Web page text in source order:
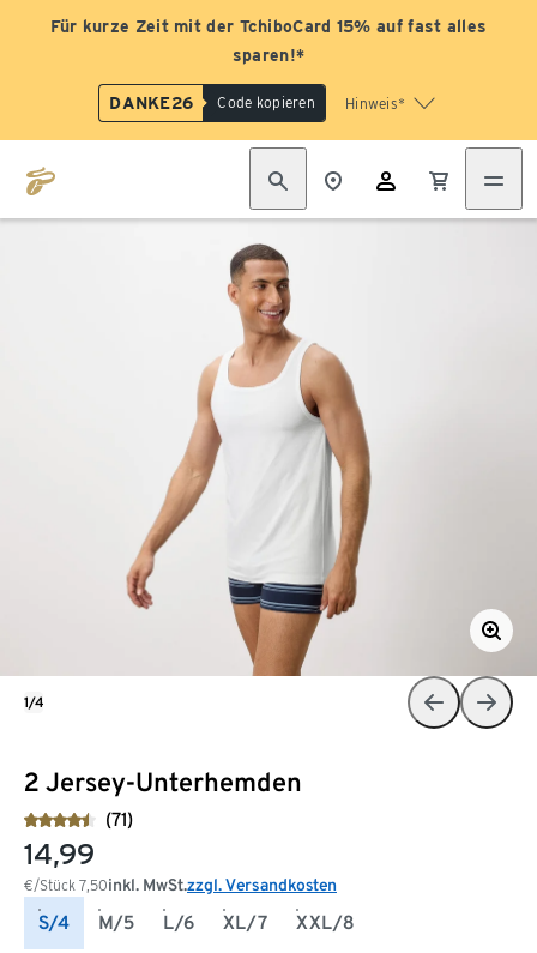
Für kurze Zeit mit der TchiboCard 15% auf fast alles
sparen!*
DANKE26 Code kopieren Hinweis*
2 Jersey-Unterhemden
(71)
14,99
€/Stück 7,50inkl. MwSt.zzgl. Versandkosten
S/4 M/5 L/6 XL/7 XXL/8
1/4